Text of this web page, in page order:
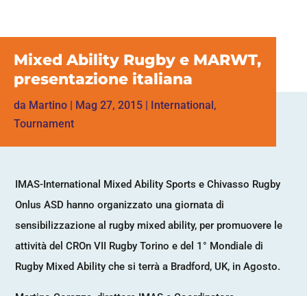
Mixed Ability Rugby e MARWT,
presentazione italiana
da Martino | Mag 27, 2015 | International,
Tournament
IMAS-International Mixed Ability Sports e Chivasso Rugby
Onlus ASD hanno organizzato una giornata di
sensibilizzazione al rugby mixed ability, per promuovere le
attività del CROn VII Rugby Torino e del 1° Mondiale di
Rugby Mixed Ability che si terrà a Bradford, UK, in Agosto.